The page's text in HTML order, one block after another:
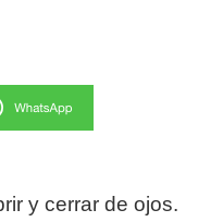
y cerrar de ojos.